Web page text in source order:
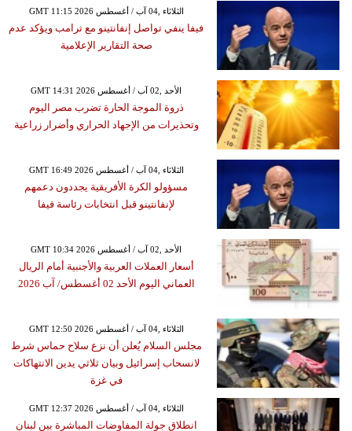
GMT 11:15 2026 الثلاثاء ,04 آب / أغسطس
فيفا ينفي تواصل إنفانتينو مع ترامب ويؤكد عدم
صحة التقارير الإعلامية
GMT 14:31 2026 الأحد ,02 آب / أغسطس
ذروة الموجة الحارة تضرب مصر اليوم
وتحذيرات من الإجهاد الحراري وأضرار زراعية
GMT 16:49 2026 الثلاثاء ,04 آب / أغسطس
مسؤولو الكرة الأفريقية يجددون دعمهم
لإنفانتينو قبل انتخابات رئاسة فيفا
GMT 10:34 2026 الأحد ,02 آب / أغسطس
أسعار العملات العربية والأجنبية أمام الريال
العماني اليوم الأحد 02 أغسطس/ آب 2026
GMT 12:50 2026 الثلاثاء ,04 آب / أغسطس
مجلس السلام يُعلن أن نزع سلاح حماس شرط
لانسحاب إسرائيل وبيان ثلاثي يدين الانتهاكات
في غزة
GMT 12:37 2026 الثلاثاء ,04 آب / أغسطس
انطلاق جولة المفاوضات المباشرة بين لبنان